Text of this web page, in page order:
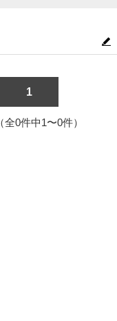
1
全0件中1〜0件）